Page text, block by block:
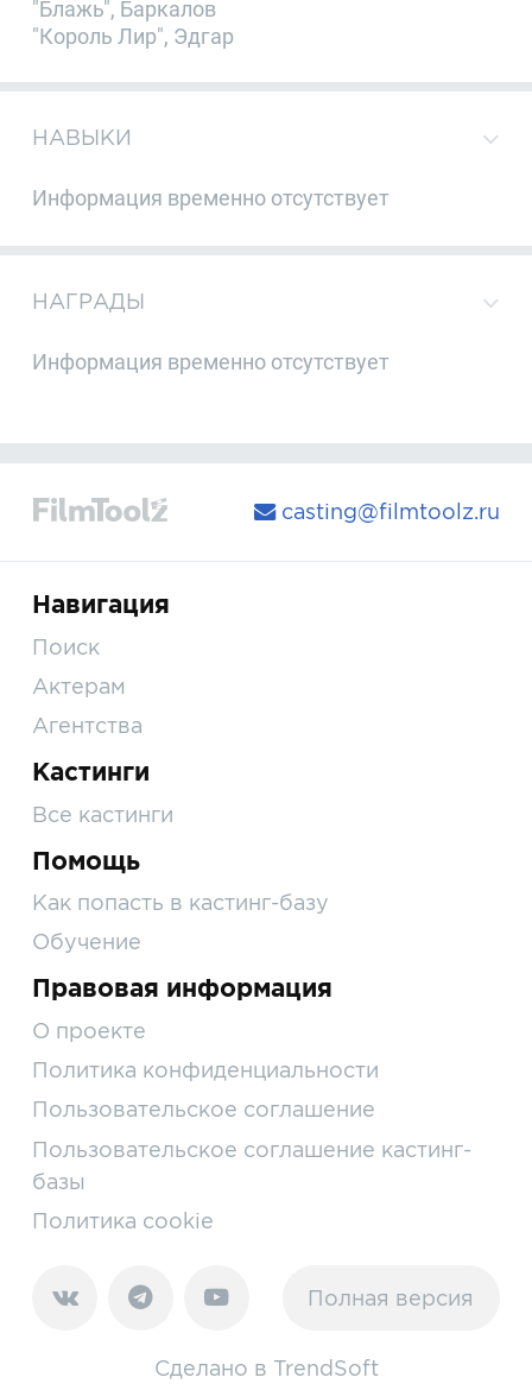
"Блажь", Баркалов
"Король Лир", Эдгар
НАВЫКИ
Информация временно отсутствует
НАГРАДЫ
Информация временно отсутствует
casting@filmtoolz.ru
Навигация
Поиск
Актерам
Агентства
Кастинги
Все кастинги
Помощь
Как попасть в кастинг-базу
Обучение
Правовая информация
О проекте
Политика конфиденциальности
Пользовательское соглашение
Пользовательское соглашение кастинг-
базы
Политика cookie
Полная версия
Сделано в TrendSoft